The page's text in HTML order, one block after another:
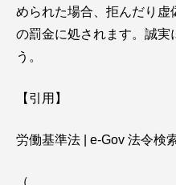
められた場合、拒んだり
の罰金に処されます。誠実
う。
【引用】
労働基準法 | e-Gov 法令検
（